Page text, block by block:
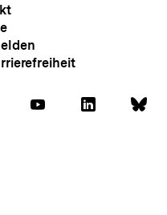
Folgen Folgen